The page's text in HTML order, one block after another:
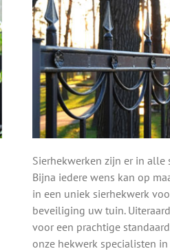
Sierhekwerken zijn er in alle
Bijna iedere wens kan op
in een uniek sierhekwerk
beveiliging uw tuin.
voor een prachtige
onze hekwerk specialisten